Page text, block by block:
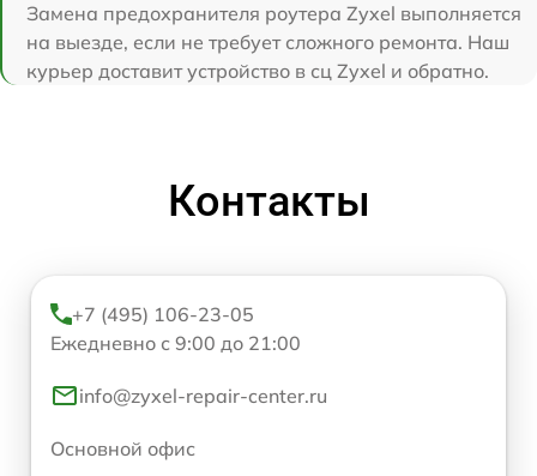
Замена предохранителя роутера Zyxel выполняется
на выезде, если не требует сложного ремонта. Наш
курьер доставит устройство в сц Zyxel и обратно.
Контакты
+7 (495) 106-23-05
Ежедневно с 9:00 до 21:00
info@zyxel-repair-center.ru
Основной офис